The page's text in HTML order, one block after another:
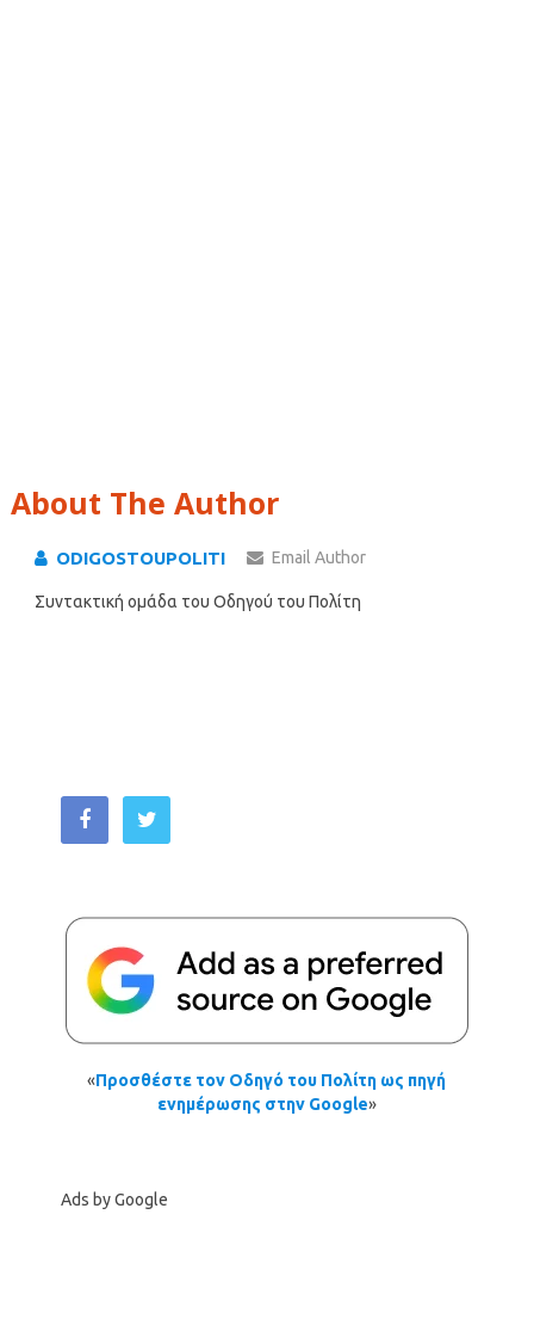
About The Author
ODIGOSTOUPOLITI Email Author
Συντακτική ομάδα του Οδηγού του Πολίτη
«Προσθέστε τον Οδηγό του Πολίτη ως πηγή
ενημέρωσης στην Google»
Ads by Google